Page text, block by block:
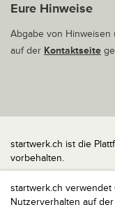
startwerk.ch verwendet
Nutzerverhalten auf
Eure Hinweise
Abgabe von Hinweisen
auf der Kontaktseite
startwerk.ch ist die
vorbehalten.
Impressum
Kontakt